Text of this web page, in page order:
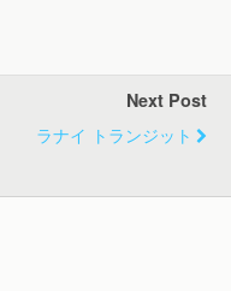
Next Post
ラナイ トランジット